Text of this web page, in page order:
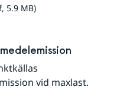
MB.
5.9 MB)
vid maxlast.